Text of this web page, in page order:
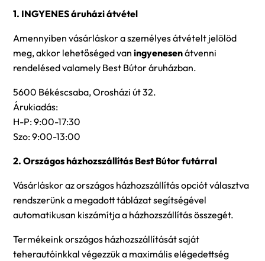
1. INGYENES áruházi átvétel
Amennyiben vásárláskor a személyes átvételt jelölöd
meg, akkor lehetőséged van ingyenesenátvenni
rendelésed valamely Best Bútor áruházban.
5600 Békéscsaba, Orosházi út 32.
Árukiadás:
H-P: 9:00-17:30
Szo: 9:00-13:00
2. Országos házhozszállítás Best Bútor futárral
Vásárláskor az országos házhozszállítás opciót választva
rendszerünk a megadott táblázat segítségével
automatikusan kiszámítja a házhozszállítás összegét.
Termékeink országos házhozszállítását saját
teherautóinkkal végezzük a maximális elégedettség